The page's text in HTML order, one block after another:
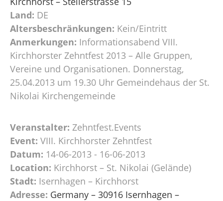
Land: DE
Altersbeschränkungen: Kein/Eintritt
Anmerkungen: Informationsabend VIII.
Kirchhorster Zehntfest 2013 – Alle Gruppen,
Vereine und Organisationen. Donnerstag,
25.04.2013 um 19.30 Uhr Gemeindehaus der St.
Nikolai Kirchengemeinde
Veranstalter: Zehntfest.Events
Event: VIII. Kirchhorster Zehntfest
Datum: 14-06-2013 - 16-06-2013
Location: Kirchhorst – St. Nikolai (Gelände)
Stadt: Isernhagen – Kirchhorst
Adresse: Germany – 30916 Isernhagen –